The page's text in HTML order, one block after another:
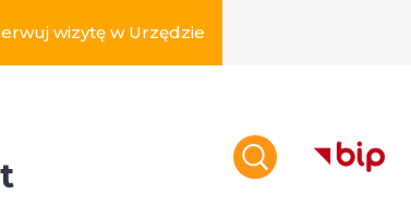
wizytę w Urzędzie